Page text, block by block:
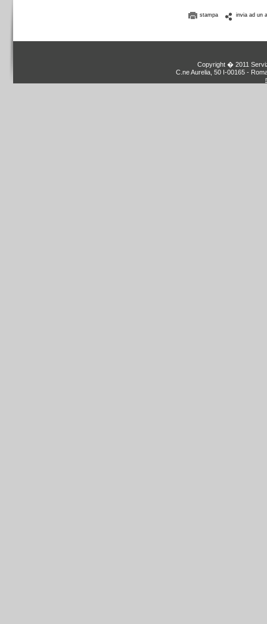
stampa invia ad un
Copyright � 2011
C.ne Aurelia, 50 I-00165 -